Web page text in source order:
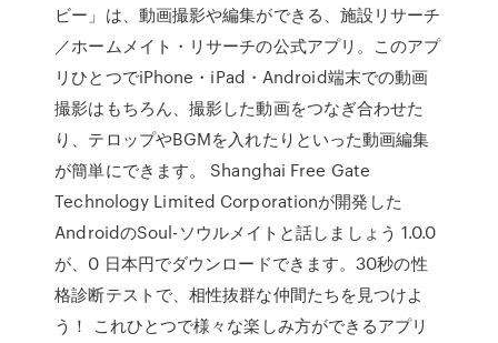
ビー」は、動画撮影や編集ができる、施設リサーチ
／ホームメイト・リサーチの公式アプリ。このアプ
リひとつでiPhone・iPad・Android端末での動画
撮影はもちろん、撮影した動画をつなぎ合わせた
り、テロップやBGMを入れたりといった動画編集
が簡単にできます。 Shanghai Free Gate
Technology Limited Corporationが開発した
AndroidのSoul-ソウルメイトと話しましょう 1.0.0
が、0 日本円でダウンロードできます。30秒の性
格診断テストで、相性抜群な仲間たちを見つけよ
う！ これひとつで様々な楽しみ方ができるアプリ